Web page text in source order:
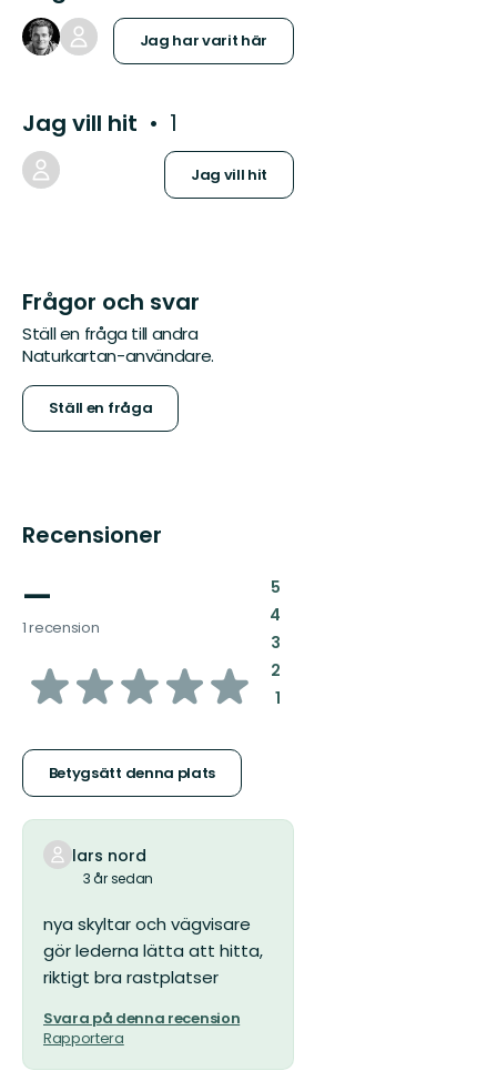
Jag har varit här
Jag vill hit 1
Jag vill hit
Frågor och svar
Ställ en fråga till andra
Naturkartan-användare.
Ställ en fråga
Recensioner
—
1 recension
av
stjärnor
Betygsätt denna plats
5:
4:
3:
2:
1:
lars nord
3 år sedan
nya skyltar och vägvisare
gör lederna lätta att hitta,
riktigt bra rastplatser
Svara på denna recension
Rapportera